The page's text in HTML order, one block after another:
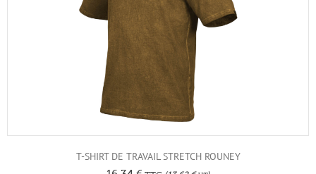
T-SHIRT DE TRAVAIL STRETCH ROUNEY